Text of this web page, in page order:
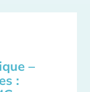
–
: